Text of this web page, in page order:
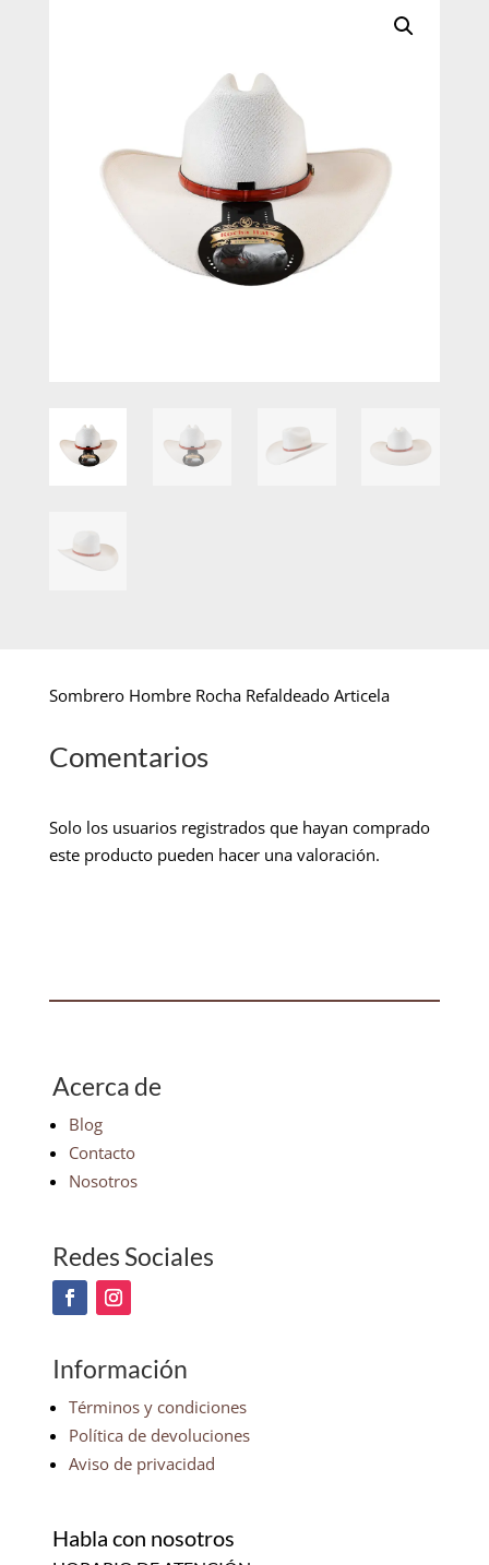
Sombrero Hombre Rocha Refaldeado Articela
Comentarios
Solo los usuarios registrados que hayan comprado
este producto pueden hacer una valoración.
Acerca de
Blog
Contacto
Nosotros
Redes Sociales
Información
Términos y condiciones
Política de devoluciones
Aviso de privacidad
Habla con nosotros